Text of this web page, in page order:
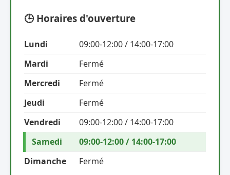
🕒 Horaires d'ouverture
Lundi
09:00-12:00 / 14:00-17:00
Mardi
Fermé
Mercredi
Fermé
Jeudi
Fermé
Vendredi
09:00-12:00 / 14:00-17:00
Samedi
09:00-12:00 / 14:00-17:00
Dimanche
Fermé